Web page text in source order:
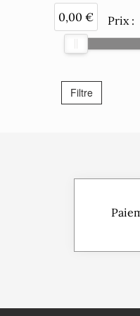
Prix :
0,00 €